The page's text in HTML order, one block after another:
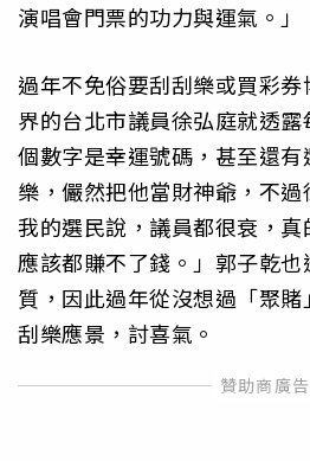
演唱會門票的功力與運氣。」
過年不免俗要刮刮樂或買彩
界的台北市議員徐弘庭就透
個數字是幸運號碼，甚至還
樂，儼然把他當財神爺，不
我的選民說，議員都很衰，
應該都賺不了錢。」郭子乾
質，因此過年從沒想過「聚
刮樂應景，討喜氣。